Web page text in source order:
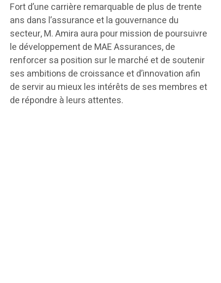
Fort d’une carrière remarquable de plus de trente
ans dans l’assurance et la gouvernance du
secteur, M. Amira aura pour mission de poursuivre
le développement de MAE Assurances, de
renforcer sa position sur le marché et de soutenir
ses ambitions de croissance et d’innovation afin
de servir au mieux les intérêts de ses membres et
de répondre à leurs attentes.